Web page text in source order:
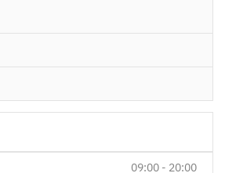
09:00 - 20:00